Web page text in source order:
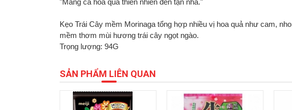
"Mang cả hoa quả thiên nhiên đến tận nhà."
Kẹo Trái Cây mềm Morinaga tổng hợp nhiều vị hoa quả như cam,
mềm thơm mùi hương trái cây ngọt ngào.
Trọng lượng: 94G
SẢN PHẨM LIÊN QUAN